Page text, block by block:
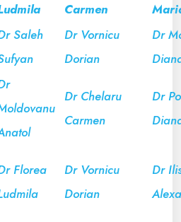
Carmen
Saleh
Dr Vornicu
Dorian
Dr
Dr Chelaru
Carmen
Dr
Florea
Dr Vornicu
Dorian
Dr